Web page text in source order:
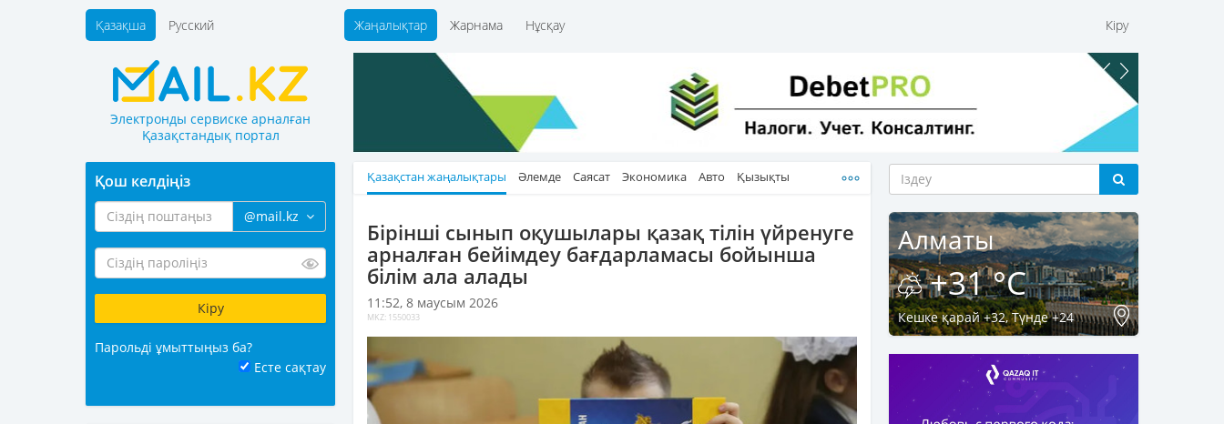
Жаңалықтар Жарнама Нұсқау Кіру
Қазақша Русский
Электронды сервиске арналған
Қазақстандық портал
Қазақстан жаңалықтары Әлемде Саясат Экономика Авто Қызықты
Бірінші сынып оқушылары қазақ тілін үйренуге
арналған бейімдеу бағдарламасы бойынша
білім ала алады
11:52, 8 маусым 2026
MKZ: 1550033
Қош келдіңіз
@mail.kz
Парольді ұмыттыңыз ба?
Есте сақтау
Алматы
+31 °C
Кешке қарай +32, Түнде +24